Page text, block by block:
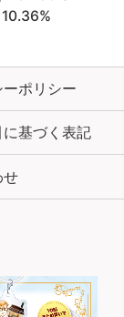
10.36%
ポリシー
基づく表記
せ